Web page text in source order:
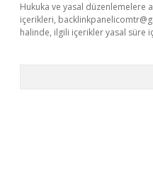
Hukuka ve yasal düzenlemelere
içerikleri,
halinde, ilgili içerikler yasal süre